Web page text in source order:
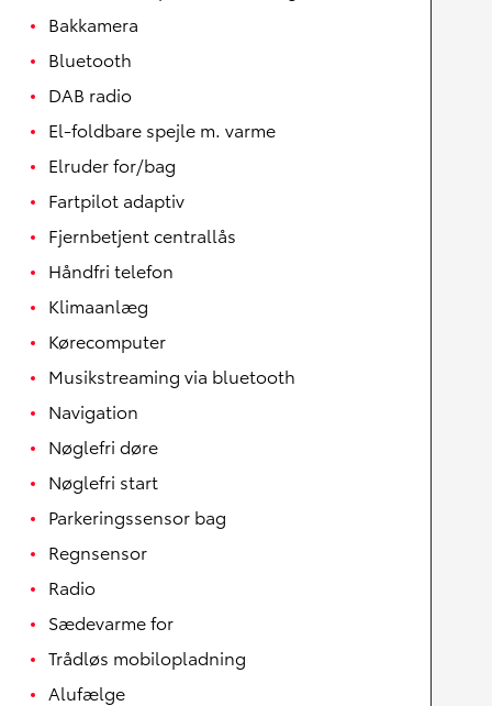
Bakkamera
Bluetooth
DAB radio
El-foldbare spejle m. varme
Elruder for/bag
Fartpilot adaptiv
Fjernbetjent centrallås
Håndfri telefon
Klimaanlæg
Kørecomputer
Musikstreaming via bluetooth
Navigation
Nøglefri døre
Nøglefri start
Parkeringssensor bag
Regnsensor
Radio
Sædevarme for
Trådløs mobilopladning
Alufælge